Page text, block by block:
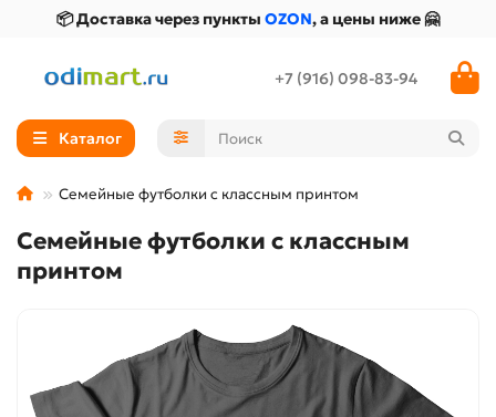
📦 Доставка через пункты OZON, а цены ниже 🤗
+7 (916) 098-83-94
Каталог
Семейные футболки с классным принтом
Семейные футболки с классным
принтом